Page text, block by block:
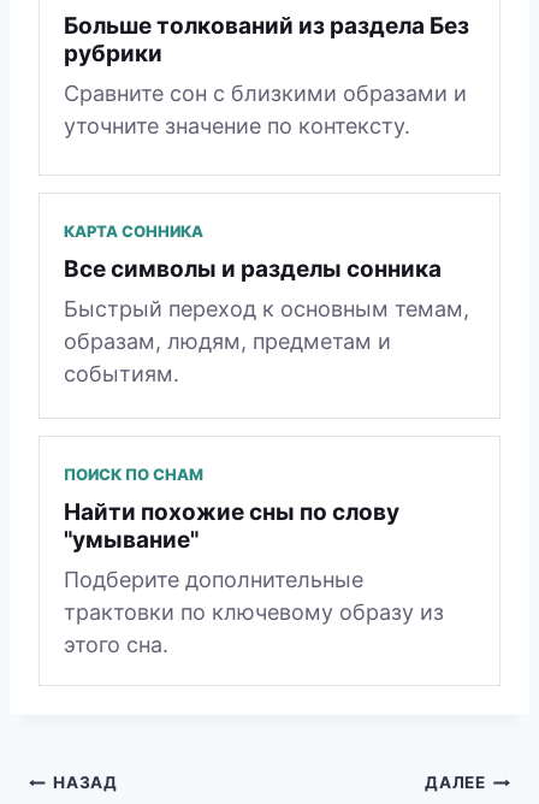
Больше толкований из раздела Без
рубрики
Сравните сон с близкими образами и
уточните значение по контексту.
КАРТА СОННИКА
Все символы и разделы сонника
Быстрый переход к основным темам,
образам, людям, предметам и
событиям.
ПОИСК ПО СНАМ
Найти похожие сны по слову
"умывание"
Подберите дополнительные
трактовки по ключевому образу из
этого сна.
Навигация
НАЗАД ДАЛЕЕ